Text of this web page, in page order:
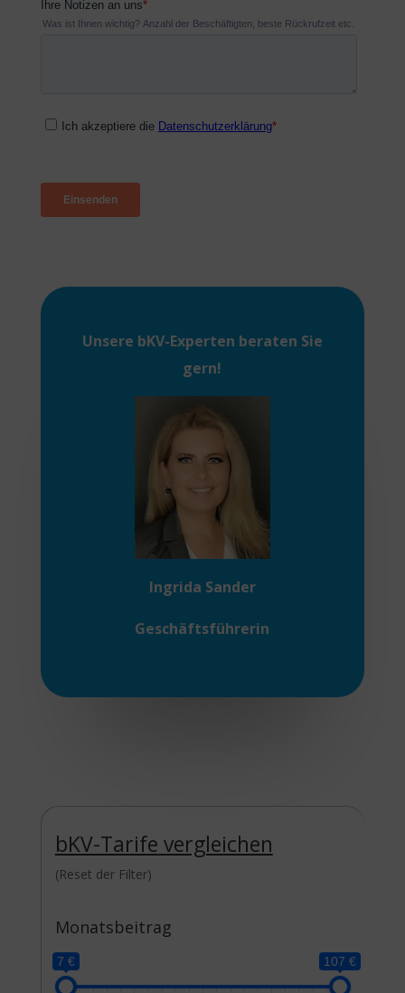
Unsere bKV-Experten beraten Sie
gern!
Ingrida Sander
Geschäftsführerin
bKV-Tarife vergleichen
(Reset der Filter)
Monatsbeitrag
7 € 107 €